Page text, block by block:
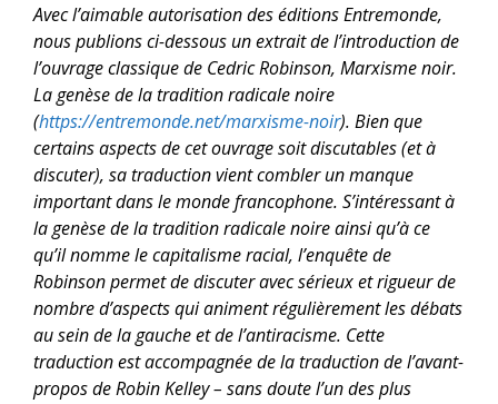
Avec l’aimable autorisation des éditions Entremonde,
nous publions ci-dessous un extrait de l’introduction de
l’ouvrage classique de Cedric Robinson, Marxisme noir.
La genèse de la tradition radicale noire
(https://entremonde.net/marxisme-noir). Bien que
certains aspects de cet ouvrage soit discutables (et à
discuter), sa traduction vient combler un manque
important dans le monde francophone. S’intéressant à
la genèse de la tradition radicale noire ainsi qu’à ce
qu’il nomme le capitalisme racial, l’enquête de
Robinson permet de discuter avec sérieux et rigueur de
nombre d’aspects qui animent régulièrement les débats
au sein de la gauche et de l’antiracisme. Cette
traduction est accompagnée de la traduction de l’avant-
propos de Robin Kelley – sans doute l’un des plus